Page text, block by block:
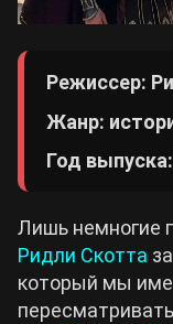
Режиссер:
Жанр:
Год
Лишь немногие
Ридли Скотта
который мы